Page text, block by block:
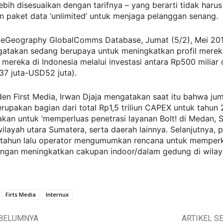
disesuaikan dengan tarifnya – yang berarti tidak harus
paket data ‘unlimited’ untuk menjaga pelanggan senang.
GlobalComms Database, Jumat (5/2), Mei
sedang berupaya untuk meningkatkan profil
di Indonesia melalui investasi antara Rp500 miliar
juta-USD52 juta).
First Media, Irwan Djaja mengatakan saat itu bahwa
bagian dari total Rp1,5 triliun CAPEX untuk tahun
untuk ‘memperluas penetrasi layanan Bolt! di Medan,
utara Sumatera, serta daerah lainnya. Selanjutnya,
lalu operator mengumumkan rencana untuk
meningkatkan cakupan indoor/dalam gedung di
Firts Media Internux
ARTIKEL